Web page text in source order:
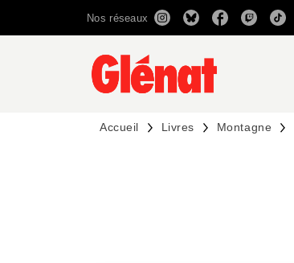
RECHERCHE
Nos réseaux
Accueil Livres Montagne